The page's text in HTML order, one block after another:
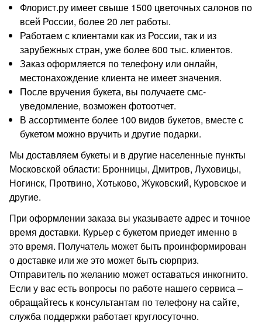
Флорист.ру имеет свыше 1500 цветочных салонов по
всей России, более 20 лет работы.
Работаем с клиентами как из России, так и из
зарубежных стран, уже более 600 тыс. клиентов.
Заказ оформляется по телефону или онлайн,
местонахождение клиента не имеет значения.
После вручения букета, вы получаете смс-
уведомление, возможен фотоотчет.
В ассортименте более 100 видов букетов, вместе с
букетом можно вручить и другие подарки.
Мы доставляем букеты и в другие населенные пункты
Московской области: Бронницы, Дмитров, Луховицы,
Ногинск, Протвино, Хотьково, Жуковский, Куровское и
другие.
При оформлении заказа вы указываете адрес и точное
время доставки. Курьер с букетом приедет именно в
это время. Получатель может быть проинформирован
о доставке или же это может быть сюрприз.
Отправитель по желанию может оставаться инкогнито.
Если у вас есть вопросы по работе нашего сервиса –
обращайтесь к консультантам по телефону на сайте,
служба поддержки работает круглосуточно.